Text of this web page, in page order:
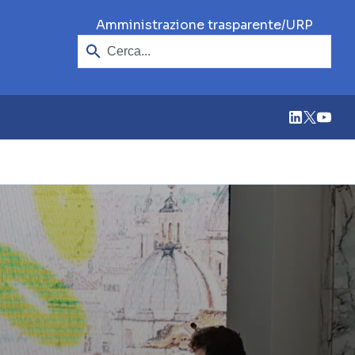
Amministrazione trasparente/URP